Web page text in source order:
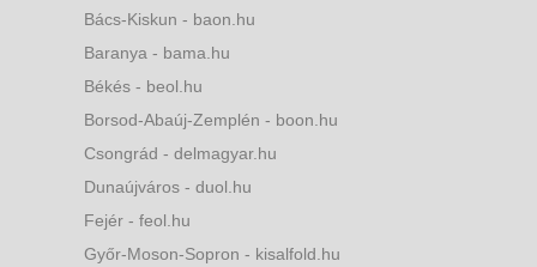
Bács-Kiskun - baon.hu
Baranya - bama.hu
Békés - beol.hu
Borsod-Abaúj-Zemplén - boon.hu
Csongrád - delmagyar.hu
Dunaújváros - duol.hu
Fejér - feol.hu
Győr-Moson-Sopron - kisalfold.hu